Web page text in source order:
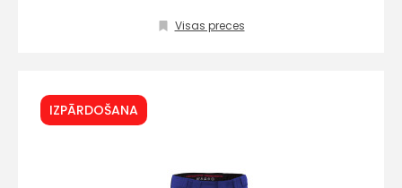
Visas preces
IZPĀRDOŠANA